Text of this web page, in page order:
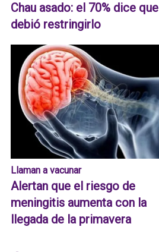
Chau asado: el 70% dice que
debió restringirlo
Llaman a vacunar
Alertan que el riesgo de
meningitis aumenta con la
llegada de la primavera